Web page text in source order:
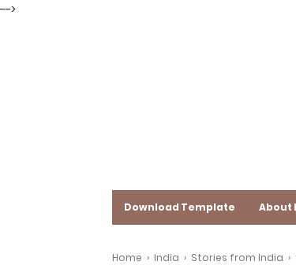
-->
Download Template About
Home › India › Stories from India ›